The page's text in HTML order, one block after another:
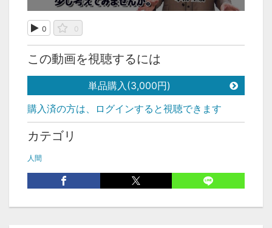
0 0
この動画を視聴するには
単品購入(3,000円)
購入済の方は、ログインすると視聴できます
カテゴリ
人間